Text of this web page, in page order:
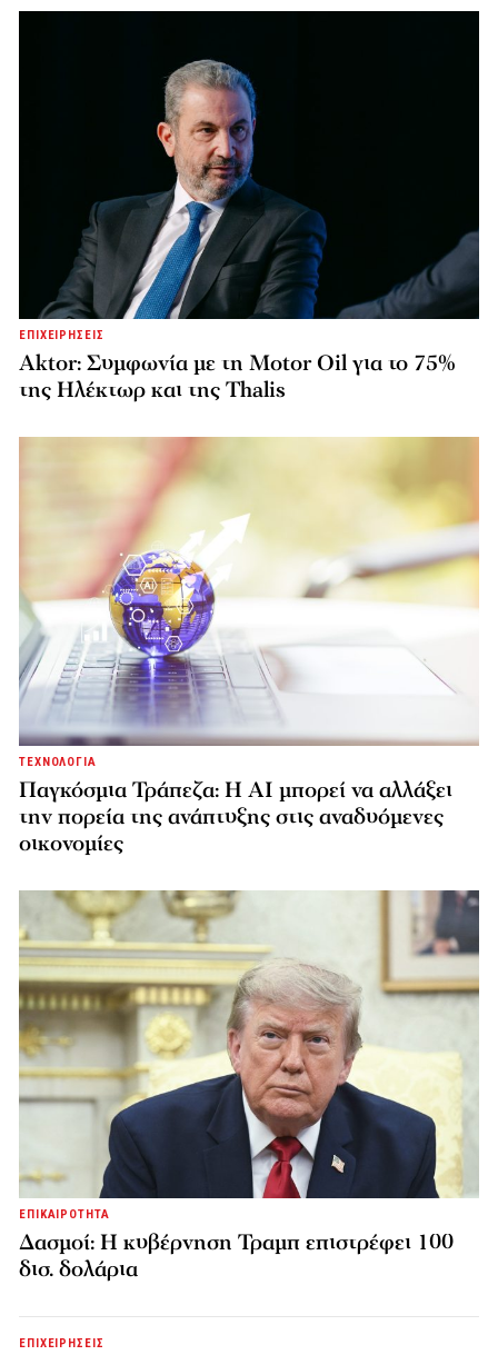
ΕΠΙΧΕΙΡΗΣΕΙΣ
Aktor: Συμφωνία με τη Motor Oil για το 75%
της Ηλέκτωρ και της Thalis
ΤΕΧΝΟΛΟΓΙΑ
Παγκόσμια Τράπεζα: Η AI μπορεί να αλλάξει
την πορεία της ανάπτυξης στις αναδυόμενες
οικονομίες
ΕΠΙΚΑΙΡΟΤΗΤΑ
Δασμοί: Η κυβέρνηση Τραμπ επιστρέφει 100
δισ. δολάρια
ΕΠΙΧΕΙΡΗΣΕΙΣ